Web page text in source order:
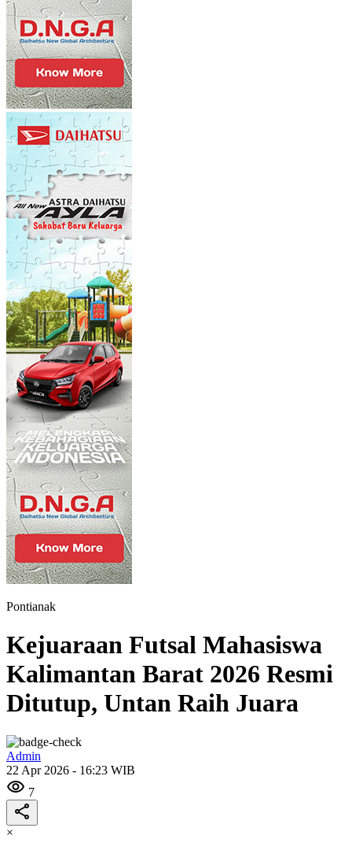
Pontianak
Kejuaraan Futsal Mahasiswa
Kalimantan Barat 2026 Resmi
Ditutup, Untan Raih Juara
Admin
22 Apr 2026 - 16:23 WIB
7
×